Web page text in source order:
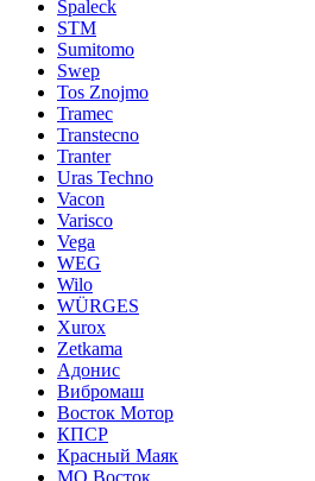
Spaleck
STM
Sumitomo
Swep
Tos Znojmo
Tramec
Transtecno
Tranter
Uras Techno
Vacon
Varisco
Vega
WEG
Wilo
WÜRGES
Xurox
Zetkama
Адонис
Вибромаш
Восток Мотор
КПСР
Красный Маяк
МО Восток